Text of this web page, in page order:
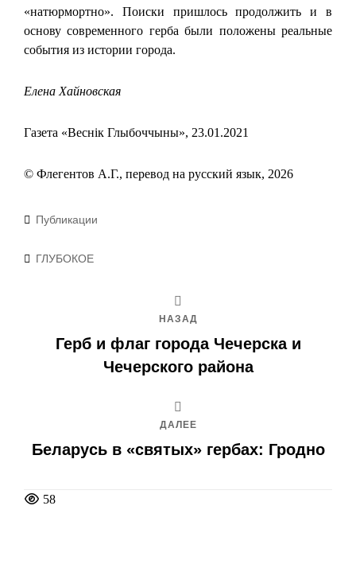
«натюрмортно». Поиски пришлось продолжить и в
основу современного герба были положены реальные
события из истории города.
Елена Хайновская
Газета «Веснік Глыбоччыны», 23.01.2021
© Флегентов А.Г., перевод на русский язык, 2026
Рубрики
Публикации
Метки
ГЛУБОКОЕ
НАЗАД
Герб и флаг города Чечерска и
Чечерского района
ДАЛЕЕ
Беларусь в «святых» гербах: Гродно
58